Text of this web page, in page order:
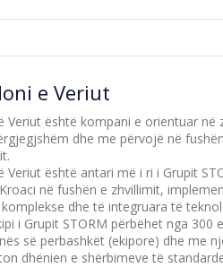
e Veriut
Veriut është kompani e orientuar në
dhe me përvojë në
Veriut është antari më i ri i Grupit
në fushën e zhvillimit,
dhe të integruara të
i Grupit STORM përbëhet nga 300
së perbashkët (ekipore) dhe me
dhënien e shërbimeve të